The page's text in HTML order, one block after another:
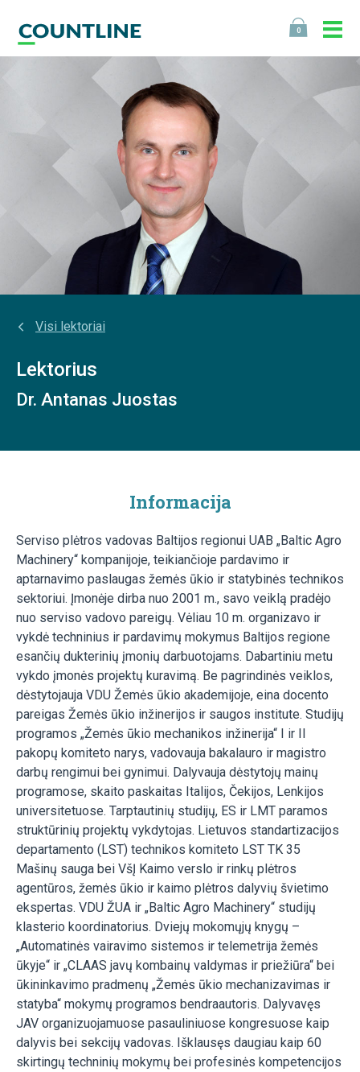
0
Visi lektoriai
Lektorius
Dr. Antanas Juostas
Informacija
Serviso plėtros vadovas Baltijos regionui UAB „Baltic Agro
Machinery“ kompanijoje, teikiančioje pardavimo ir
aptarnavimo paslaugas žemės ūkio ir statybinės technikos
sektoriui. Įmonėje dirba nuo 2001 m., savo veiklą pradėjo
nuo serviso vadovo pareigų. Vėliau 10 m. organizavo ir
vykdė techninius ir pardavimų mokymus Baltijos regione
esančių dukterinių įmonių darbuotojams. Dabartiniu metu
vykdo įmonės projektų kuravimą. Be pagrindinės veiklos,
dėstytojauja VDU Žemės ūkio akademijoje, eina docento
pareigas Žemės ūkio inžinerijos ir saugos institute. Studijų
programos „Žemės ūkio mechanikos inžinerija“ I ir II
pakopų komiteto narys, vadovauja bakalauro ir magistro
darbų rengimui bei gynimui. Dalyvauja dėstytojų mainų
programose, skaito paskaitas Italijos, Čekijos, Lenkijos
universitetuose. Tarptautinių studijų, ES ir LMT paramos
struktūrinių projektų vykdytojas. Lietuvos standartizacijos
departamento (LST) technikos komiteto LST TK 35
Mašinų sauga bei VšĮ Kaimo verslo ir rinkų plėtros
agentūros, žemės ūkio ir kaimo plėtros dalyvių švietimo
ekspertas. VDU ŽUA ir „Baltic Agro Machinery“ studijų
klasterio koordinatorius. Dviejų mokomųjų knygų –
„Automatinės vairavimo sistemos ir telemetrija žemės
ūkyje“ ir „CLAAS javų kombainų valdymas ir priežiūra“ bei
ūkininkavimo pradmenų „Žemės ūkio mechanizavimas ir
statyba“ mokymų programos bendraautoris. Dalyvavęs
JAV organizuojamuose pasauliniuose kongresuose kaip
dalyvis bei sekcijų vadovas. Išklausęs daugiau kaip 60
skirtingų techninių mokymų bei profesinės kompetencijos